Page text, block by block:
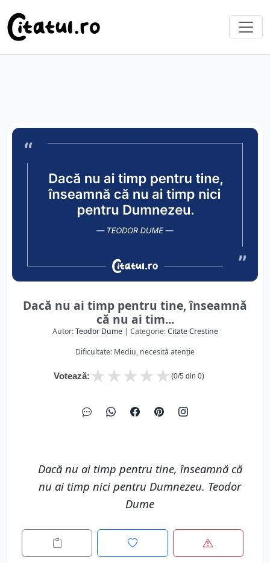
Dacă nu ai timp pentru tine, înseamnă
că nu ai tim...
Autor:Teodor Dume| Categorie:Citate Crestine
Dificultate: Mediu, necesită atenție
Votează: ★
★
★
★
★ (0/5 din 0)
Dacă nu ai timp pentru tine, înseamnă că
nu ai timp nici pentru Dumnezeu. Teodor
Dume